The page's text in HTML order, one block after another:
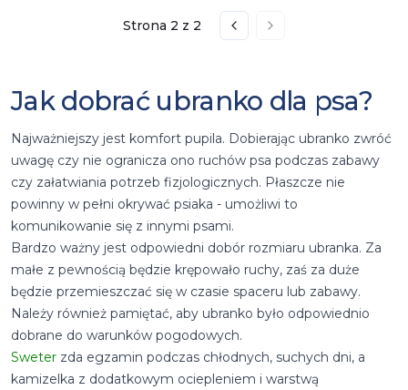
Strona 2 z 2 Przejdź do poprzedniej
Przejdź do
Jak dobrać ubranko dla psa?
Najważniejszy jest komfort pupila. Dobierając ubranko zwróć
uwagę czy nie ogranicza ono ruchów psa podczas zabawy
czy załatwiania potrzeb fizjologicznych. Płaszcze nie
powinny w pełni okrywać psiaka - umożliwi to
komunikowanie się z innymi psami.
Bardzo ważny jest odpowiedni dobór rozmiaru ubranka. Za
małe z pewnością będzie krępowało ruchy, zaś za duże
będzie przemieszczać się w czasie spaceru lub zabawy.
Należy również pamiętać, aby ubranko było odpowiednio
dobrane do warunków pogodowych.
Sweter zda egzamin podczas chłodnych, suchych dni, a
kamizelka z dodatkowym ociepleniem i warstwą